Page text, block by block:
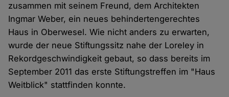
zusammen mit seinem Freund, dem Architekten
Ingmar Weber, ein neues behindertengerechtes
Haus in Oberwesel. Wie nicht anders zu erwarten,
wurde der neue Stiftungssitz nahe der Loreley in
Rekordgeschwindigkeit gebaut, so dass bereits im
September 2011 das erste Stiftungstreffen im "Haus
Weitblick" stattfinden konnte.